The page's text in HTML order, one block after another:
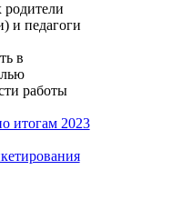
и педагоги
в
работы
итогам 2023